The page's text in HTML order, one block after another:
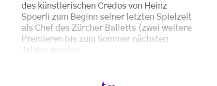
des künstlerischen Credos von Heinz
Spoerli zum Beginn seiner letzten Spielzeit
als Chef des Zürcher Balletts (zwei weitere
Premieren bis zum Sommer nächsten
Jahres werden